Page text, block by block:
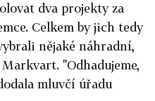
dva projekty za
Celkem by jich tedy
nějaké náhradní,
"Odhadujeme,
mluvčí úřadu